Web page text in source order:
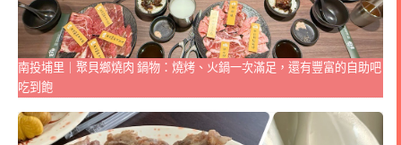
南投埔里｜聚貝鄉燒肉 鍋物：燒烤、火鍋一次滿足，還有豐富的自助吧
吃到飽